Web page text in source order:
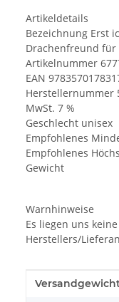
Artikeldetails
Bezeichnung Erst
Drachenfreund für
Artikelnummer
EAN
Herstellernummer
MwSt. 7 %
Geschlecht unisex
Empfohlenes
Empfohlenes
Gewicht
Warnhinweise
Es liegen uns
Herstellers/
Wert